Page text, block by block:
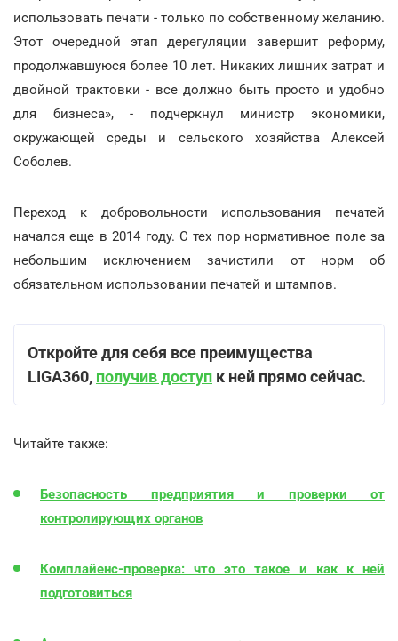
использовать печати - только по собственному желанию.
Этот очередной этап дерегуляции завершит реформу,
продолжавшуюся более 10 лет. Никаких лишних затрат и
двойной трактовки - все должно быть просто и удобно
для бизнеса», - подчеркнул министр экономики,
окружающей среды и сельского хозяйства Алексей
Соболев.
Переход к добровольности использования печатей
начался еще в 2014 году. С тех пор нормативное поле за
небольшим исключением зачистили от норм об
обязательном использовании печатей и штампов.
Откройте для себя все преимущества
LIGA360, получив доступ к ней прямо сейчас.
Читайте также:
Безопасность предприятия и проверки от
контролирующих органов
Комплайенс-проверка: что это такое и как к ней
подготовиться